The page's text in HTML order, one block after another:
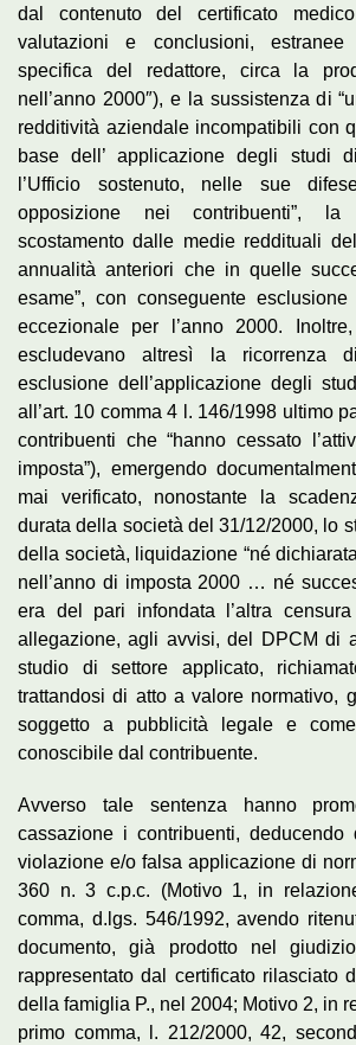
dal contenuto del certificato
valutazioni e conclusioni, estranee
specifica del redattore, circa la
nell’anno 2000″), e la sussistenza di
redditività aziendale incompatibili con
base dell’ applicazione degli studi
l’Ufficio sostenuto, nelle sue
opposizione nei contribuenti”, la
scostamento dalle medie reddituali
annualità anteriori che in quelle
esame”, con conseguente
eccezionale per l’anno 2000.
escludevano altresì la ricorrenza
esclusione dell’applicazione degli
all’art. 10 comma 4 l. 146/1998 ultimo
contribuenti che “hanno cessato
imposta”), emergendo
mai verificato, nonostante la
durata della società del 31/12/2000, lo
della società, liquidazione “né
nell’anno di imposta 2000 … né
era del pari infondata l’altra
allegazione, agli avvisi, del DPCM di
studio di settore applicato,
trattandosi di atto a valore normativo,
soggetto a pubblicità legale e
conoscibile dal contribuente.
Avverso tale sentenza hanno
cassazione i contribuenti, deducendo
violazione e/o falsa applicazione di
360 n. 3 c.p.c. (Motivo 1, in
comma, d.lgs. 546/1992, avendo
documento, già prodotto nel
rappresentato dal certificato rilasciato
della famiglia P., nel 2004; Motivo 2, in
primo comma, l. 212/2000, 42,